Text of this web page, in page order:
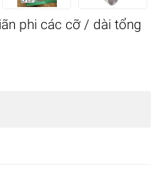
phi các cỡ / dài tổng